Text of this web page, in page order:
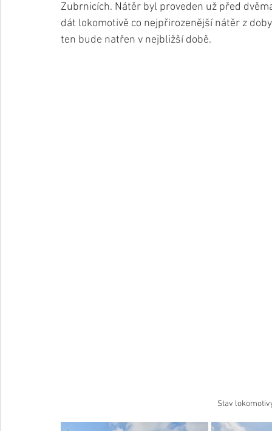
Zubrnicích. Nátěr byl proveden už před
dát lokomotivě co nejpřirozenější nátěr z
ten bude natřen v nejbližší době.
Stav